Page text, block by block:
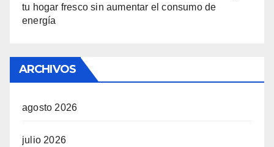
tu hogar fresco sin aumentar el consumo de
energía
ARCHIVOS
agosto 2026
julio 2026